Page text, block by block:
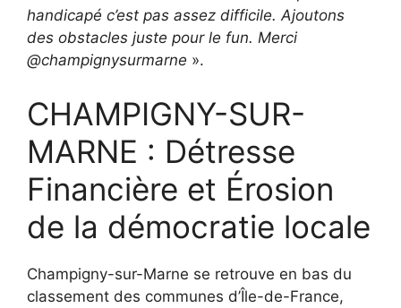
handicapé c’est pas assez difficile. Ajoutons
des obstacles juste pour le fun. Merci
@champignysurmarne ».
CHAMPIGNY-SUR-
MARNE : Détresse
Financière et Érosion
de la démocratie locale
Champigny-sur-Marne se retrouve en bas du
classement des communes d’Île-de-France,